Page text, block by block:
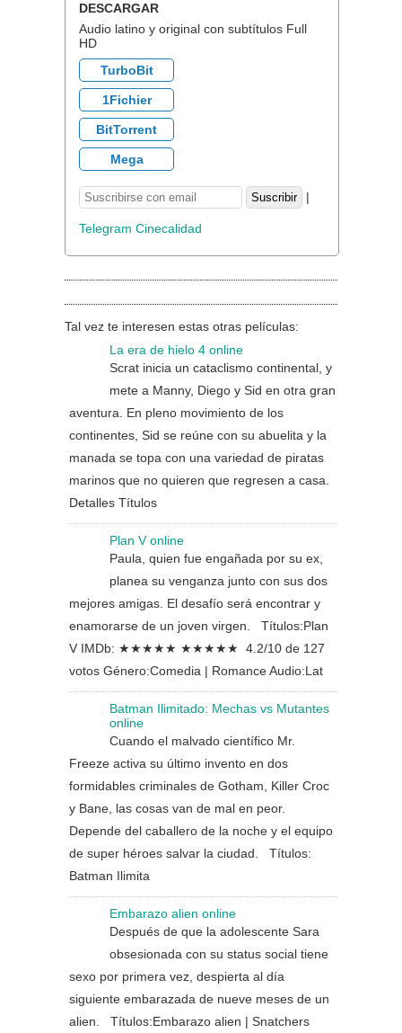
DESCARGAR
Audio latino y original con subtítulos Full
HD
TurboBit
1Fichier
BitTorrent
Mega
|
Telegram Cinecalidad
Tal vez te interesen estas otras películas:
La era de hielo 4 online
Scrat inicia un cataclismo continental, y
mete a Manny, Diego y Sid en otra gran
aventura. En pleno movimiento de los
continentes, Sid se reúne con su abuelita y la
manada se topa con una variedad de piratas
marinos que no quieren que regresen a casa.
Detalles Títulos
Plan V online
Paula, quien fue engañada por su ex,
planea su venganza junto con sus dos
mejores amigas. El desafío será encontrar y
enamorarse de un joven virgen. Títulos:Plan
V IMDb: ★★★★★ ★★★★★ 4.2/10 de 127
votos Género:Comedia | Romance Audio:Lat
Batman Ilimitado: Mechas vs Mutantes
online
Cuando el malvado científico Mr.
Freeze activa su último invento en dos
formidables criminales de Gotham, Killer Croc
y Bane, las cosas van de mal en peor.
Depende del caballero de la noche y el equipo
de super héroes salvar la ciudad. Títulos:
Batman Ilimita
Embarazo alien online
Después de que la adolescente Sara
obsesionada con su status social tiene
sexo por primera vez, despierta al día
siguiente embarazada de nueve meses de un
alien. Títulos:Embarazo alien | Snatchers